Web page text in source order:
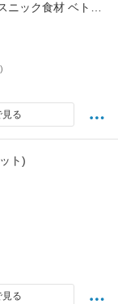
ニック食材 ベトナ
ー
見る
ト)
見る